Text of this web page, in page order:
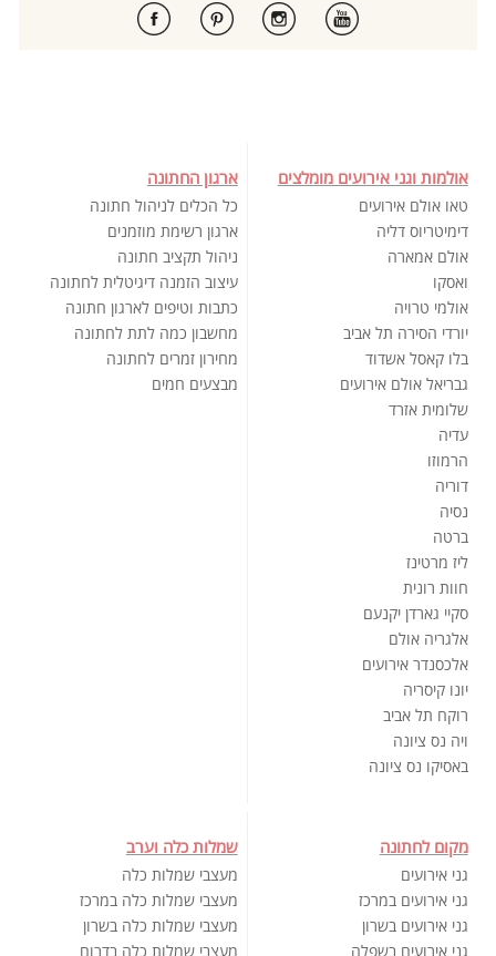
אולמות וגני אירועים מומלצים
טאו אולם אירועים
דימיטריוס דליה
אולם אמארה
ואסקו
אולמי טרויה
יורדי הסירה תל אביב
בלו קאסל אשדוד
גבריאל אולם אירועים
שלומית אזרד
עדיה
הרמוזו
דוריה
נסיה
ברטה
ליז מרטינז
חוות רונית
סקיי גארדן יקנעם
אלגריה אולם
אלכסנדר אירועים
יונו קיסריה
רוקח תל אביב
ויה נס ציונה
באסיקו נס ציונה
ארגון החתונה
כל הכלים לניהול חתונה
ארגון רשימת מוזמנים
ניהול תקציב חתונה
עיצוב הזמנה דיגיטלית לחתונה
כתבות וטיפים לארגון חתונה
מחשבון כמה לתת לחתונה
מחירון זמרים לחתונה
מבצעים חמים
מקום לחתונה
גני אירועים
גני אירועים במרכז
גני אירועים בשרון
גני אירועים בשפלה
שמלות כלה וערב
מעצבי שמלות כלה
מעצבי שמלות כלה במרכז
מעצבי שמלות כלה בשרון
מעצבי שמלות כלה בדרום